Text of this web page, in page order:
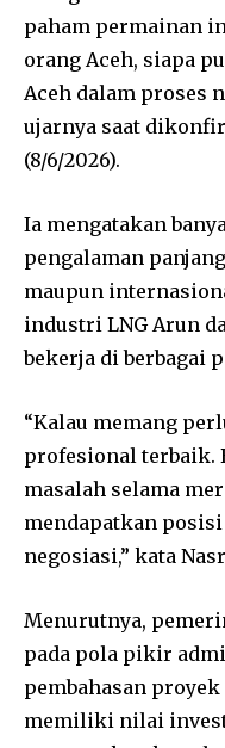
paham permainan
orang Aceh, siapa
Aceh dalam proses
ujarnya saat
(8/6/2026).
Ia mengatakan
pengalaman
maupun
industri LNG Arun
bekerja di berbagai
“Kalau memang
profesional terbaik.
masalah selama
mendapatkan
negosiasi,” kata
Menurutnya,
pada pola pikir
pembahasan
memiliki nilai